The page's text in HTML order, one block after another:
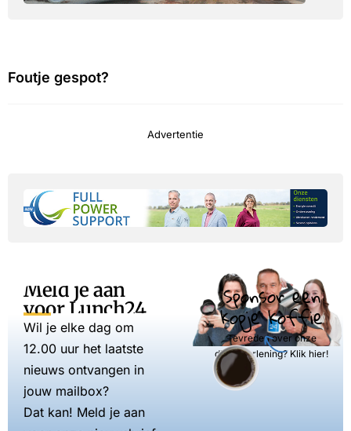
Foutje gespot?
Advertentie
Meld je aan
voor Lunch24
Wil je elke dag om
12.00 uur het laatste
nieuws ontvangen in
jouw mailbox?
Dat kan! Meld je aan
Sponsor een
kopje koffie
Tevreden over onze
dienstverlening? Klik hier!